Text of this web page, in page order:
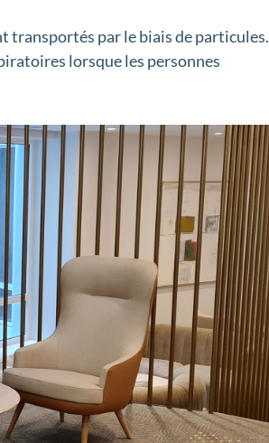
transportés par le biais de particules.
lorsque les personnes